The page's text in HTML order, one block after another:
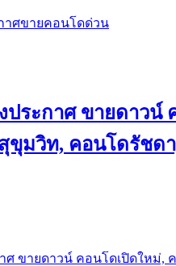
าศขายคอนโดด่วน
ประกาศ ขายดาว
ขุมวิท, คอนโดรัชด
ศ ขายดาวน์ คอนโดเปิดใหม่